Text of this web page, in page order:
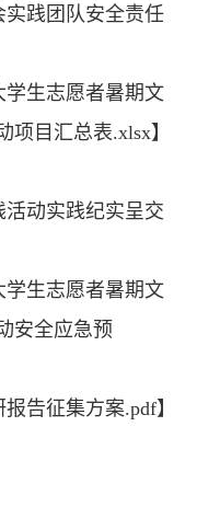
实践团队安全责任
学生志愿者暑期文
项目汇总表.xlsx】
活动实践纪实呈交
学生志愿者暑期文
安全应急预
报告征集方案.pdf】